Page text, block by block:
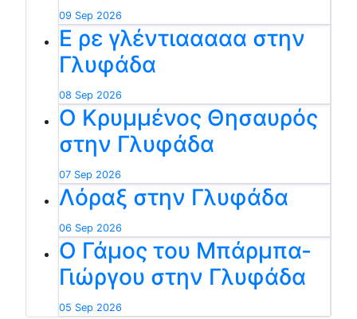
09 Sep 2026
Ε ρε γλέντιααααα στην
Γλυφάδα
08 Sep 2026
Ο Κρυμμένος Θησαυρός
στην Γλυφάδα
07 Sep 2026
Λόραξ στην Γλυφάδα
06 Sep 2026
Ο Γάμος του Μπάρμπα-
Γιώργου στην Γλυφάδα
05 Sep 2026